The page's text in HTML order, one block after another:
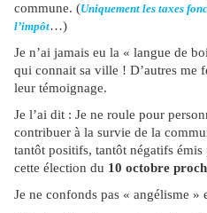
commune. (Uniquement les taxes
l’impôt…)
Je n’ai jamais eu la « langue de
qui connait sa ville ! D’autres me
leur témoignage.
Je l’ai dit : Je ne roule pour
contribuer à la survie de la
tantôt positifs, tantôt négatifs
cette élection du 10 octobre
Je ne confonds pas « angélisme »